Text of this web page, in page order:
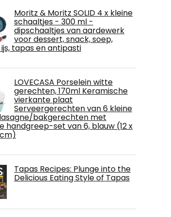
Moritz & Moritz SOLID 4 x kleine
schaaltjes - 300 ml -
dipschaaltjes van aardewerk
voor dessert, snack, soep,
tapas en antipasti
LOVECASA Porselein witte
gerechten, 170ml Keramische
vierkante plaat
Serveergerechten van 6 kleine
bakgerechten met
handgreep-set van 6, blauw (12 x
Tapas Recipes: Plunge into the
Delicious Eating Style of Tapas